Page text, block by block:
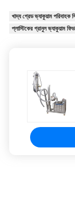
খাদ্য গ্রেড ভ্যাকুয়াম পরিবাহক
প্লাস্টিকের গ্রানুল ভ্যাকুয়াম